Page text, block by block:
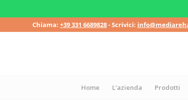
Chiama: +39 331 6689828- Scrivici:
Home L’azienda Prodotti